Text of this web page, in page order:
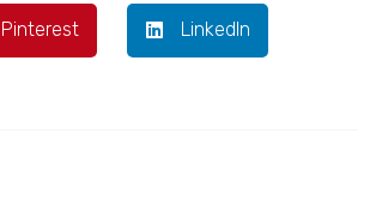
Pinterest LinkedIn